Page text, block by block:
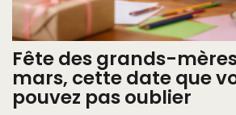
Fête des grands-mères
mars, cette date que
pouvez pas oublier